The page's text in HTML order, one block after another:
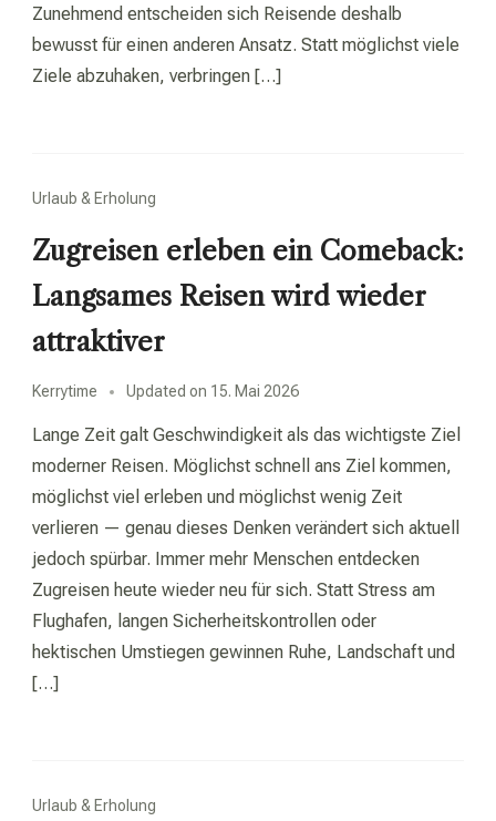
Zunehmend entscheiden sich Reisende deshalb
bewusst für einen anderen Ansatz. Statt möglichst viele
Ziele abzuhaken, verbringen […]
Urlaub & Erholung
Zugreisen erleben ein Comeback:
Langsames Reisen wird wieder
attraktiver
Kerrytime Updated on 15. Mai 2026
Lange Zeit galt Geschwindigkeit als das wichtigste Ziel
moderner Reisen. Möglichst schnell ans Ziel kommen,
möglichst viel erleben und möglichst wenig Zeit
verlieren — genau dieses Denken verändert sich aktuell
jedoch spürbar. Immer mehr Menschen entdecken
Zugreisen heute wieder neu für sich. Statt Stress am
Flughafen, langen Sicherheitskontrollen oder
hektischen Umstiegen gewinnen Ruhe, Landschaft und
[…]
Urlaub & Erholung